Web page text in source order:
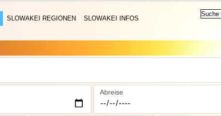
SLOWAKEI REGIONEN
SLOWAKEI INFOS
Abreise